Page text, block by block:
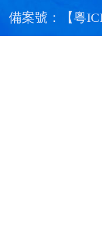
備案號：【粵